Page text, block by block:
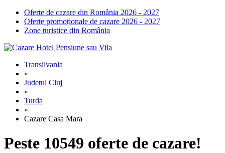
Oferte de cazare din România 2026 - 2027
Oferte promoționale de cazare 2026 - 2027
Zone turistice din România
Transilvania
»
Județul Cluj
»
Turda
»
Cazare Casa Mara
Peste 10549 oferte de cazare!